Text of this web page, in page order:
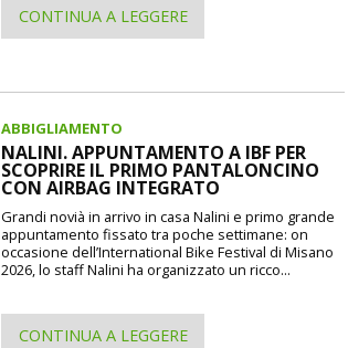
CONTINUA A LEGGERE
ABBIGLIAMENTO
NALINI. APPUNTAMENTO A IBF PER
SCOPRIRE IL PRIMO PANTALONCINO
CON AIRBAG INTEGRATO
Grandi novià in arrivo in casa Nalini e primo grande
appuntamento fissato tra poche settimane: on
occasione dell’International Bike Festival di Misano
2026, lo staff Nalini ha organizzato un ricco...
CONTINUA A LEGGERE